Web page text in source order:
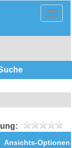
Ansichts-Optionen